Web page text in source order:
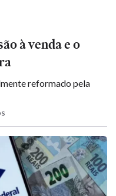
à venda e o
reformado pela